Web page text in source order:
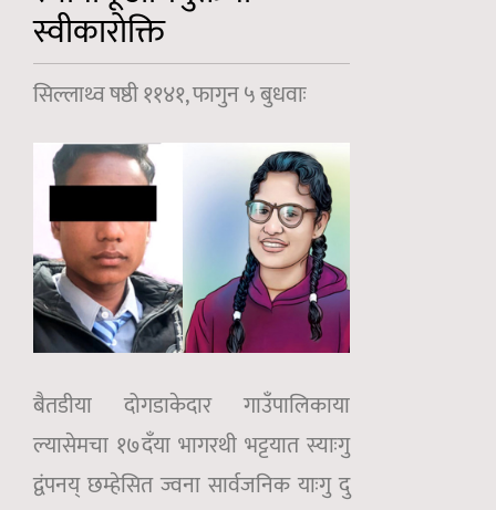
स्वीकारोक्ति
सिल्लाथ्व षष्ठी ११४१, फागुन ५ बुधवाः
बैतडीया दोगडाकेदार गाउँपालिकाया
ल्यासेमचा १७दँया भागरथी भट्टयात स्याःगु
द्वंपनय् छम्हेसित ज्वना सार्वजनिक याःगु दु